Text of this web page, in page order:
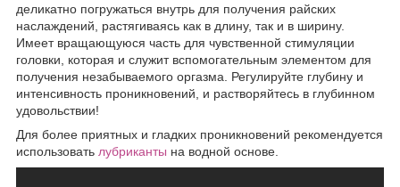
деликатно погружаться внутрь для получения райских
наслаждений, растягиваясь как в длину, так и в ширину.
Имеет вращающуюся часть для чувственной стимуляции
головки, которая и служит вспомогательным элементом для
получения незабываемого оргазма. Регулируйте глубину и
интенсивность проникновений, и растворяйтесь в глубинном
удовольствии!
Для более приятных и гладких проникновений рекомендуется
использовать лубриканты на водной основе.